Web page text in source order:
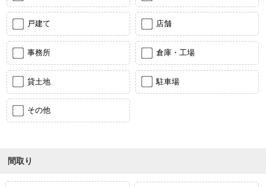
戸建て 店舗
事務所 倉庫・工場
貸土地 駐車場
その他
間取り